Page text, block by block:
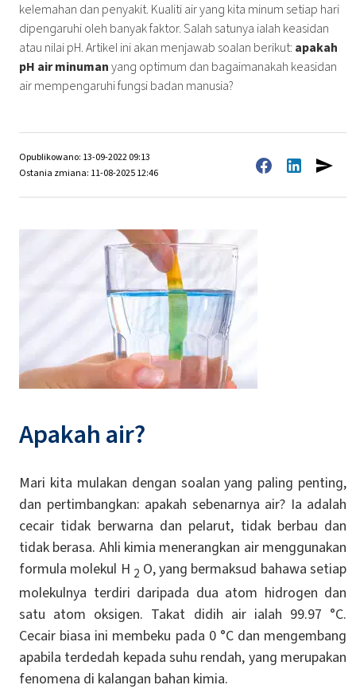
kelemahan dan penyakit. Kualiti air yang kita minum setiap hari
dipengaruhi oleh banyak faktor. Salah satunya ialah keasidan
atau nilai pH. Artikel ini akan menjawab soalan berikut: apakah
pH air minumanyang optimum dan bagaimanakah keasidan
air mempengaruhi fungsi badan manusia?
Opublikowano: 13-09-2022 09:13
Ostania zmiana: 11-08-2025 12:46
Apakah air?
Mari kita mulakan dengan soalan yang paling penting,
dan pertimbangkan: apakah sebenarnya air? Ia adalah
cecair tidak berwarna dan pelarut, tidak berbau dan
tidak berasa. Ahli kimia menerangkan air menggunakan
formula molekul H 2 O, yang bermaksud bahawa setiap
molekulnya terdiri daripada dua atom hidrogen dan
satu atom oksigen. Takat didih air ialah 99.97 °C.
Cecair biasa ini membeku pada 0 °C dan mengembang
apabila terdedah kepada suhu rendah, yang merupakan
fenomena di kalangan bahan kimia.